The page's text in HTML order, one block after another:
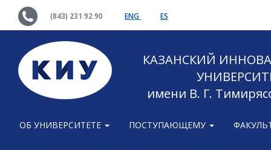
(843) 231 92 90 ENG ES
КАЗАНСКИЙ
имени В. Г.
ОБ УНИВЕРСИТЕТЕ ПОСТУПАЮЩЕМУ